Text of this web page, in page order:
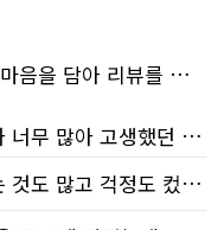
박문호 딜러님께 너무나도 감사한 마음을 담아 리뷰를 남깁니다.
중 사우스포인트의 박문호 딜러님을 만나면서 그동안의 고민이 모두 해결되었습니다.
개월 정도 기다려야 한다고 들었는데, 딜러님의 노력 덕분에 한 달 만에 차량을 받을 수 있었습니다. 처음으로 새 차를 사다 보니 모르는 것도 많고 걱정도 컸는데 박문호 딜러님 덕분에 전 과정이 너무나 편안하고 만족스러웠습니다! 상담하는 내내 꼼꼼하게 설명해 주신 것은 물론, 복잡한 서류 절차와 차량 옵션 체크까지 세심하게 챙겨주셔서 마음이 정말 든든했습니다. 차량 출고 날에도 긴 시간 할애해 가며 기능을 친절하게 하나하나 설명해 주셔서 큰 도움이 되었는데요, 특히 정비사 출신이셔서 그런지 디테일한 부분까지 전문적으로 말씀해 주셔서 신뢰가 팍팍 갔습니다 ?? 다른분 리뷰에도 있지만 마지막에 "진짜 서비스는 이제부터 시작"이라는 진심어린 말씀에는 깊은 감동을 받았습니다. 앞으로 주변에 차 구매하려는 분이 있다면 무조건 박문호 딜러님 강력 추천입니다! 신경 써주셔서 진심으로 감사드리며, 늘 건강하시고 번창하시길 바랍니다 :)